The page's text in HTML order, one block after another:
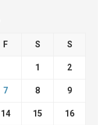
F S S
1 2
7 8 9
14 15 16